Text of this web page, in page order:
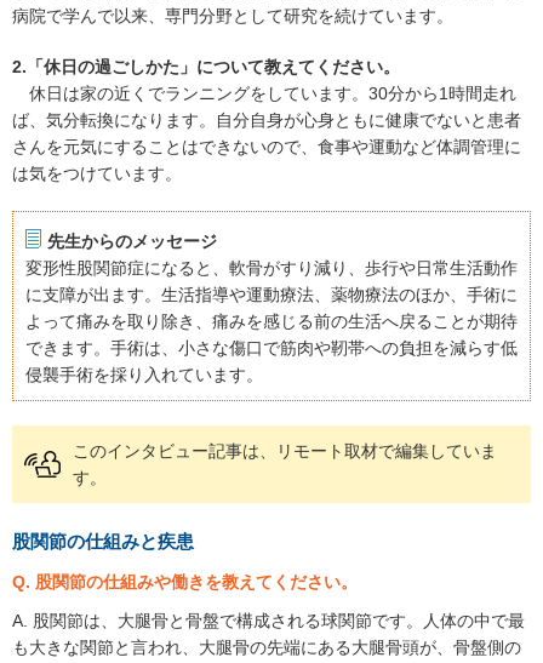
病院で学んで以来、専門分野として研究を続けています。
2.「休日の過ごしかた」について教えてください。
休日は家の近くでランニングをしています。30分から1時間走れ
ば、気分転換になります。自分自身が心身ともに健康でないと患者
さんを元気にすることはできないので、食事や運動など体調管理に
は気をつけています。
先生からのメッセージ
変形性股関節症になると、軟骨がすり減り、歩行や日常生活動作
に支障が出ます。生活指導や運動療法、薬物療法のほか、手術に
よって痛みを取り除き、痛みを感じる前の生活へ戻ることが期待
できます。手術は、小さな傷口で筋肉や靭帯への負担を減らす低
侵襲手術を採り入れています。
このインタビュー記事は、リモート取材で編集していま
す。
股関節の仕組みと疾患
Q. 股関節の仕組みや働きを教えてください。
A. 股関節は、大腿骨と骨盤で構成される球関節です。人体の中で最
も大きな関節と言われ、大腿骨の先端にある大腿骨頭が、骨盤側の